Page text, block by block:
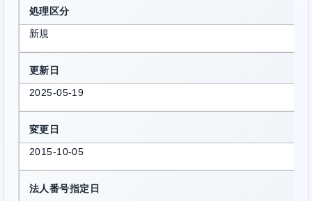
処理区分
新規
更新日
2025-05-19
変更日
2015-10-05
法人番号指定日